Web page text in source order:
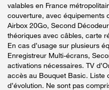
valables en France
couverture, avec équipements
Airbox 20Go, Second
théoriques avec câbles, carte
En cas d’usage sur plusieurs
Enregistreur Multi-écrans,
activations nécessaires. TV
accès au Bouquet Basic. Liste
d’évolution. Ne sont pas